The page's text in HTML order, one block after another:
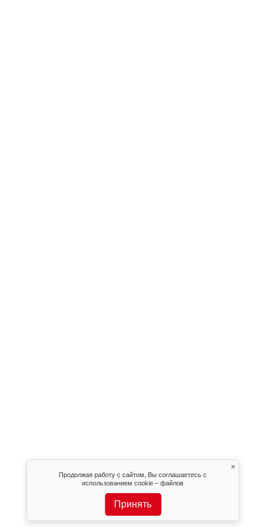
Продолжая работу с сайтом, Вы соглашаетесь с
использованием cookie – файлов
Принять
×